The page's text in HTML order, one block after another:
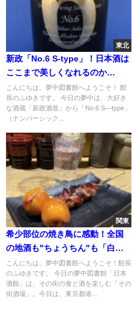
東北
新政「No.6 S-type」！日本酒は
ここまで美しくなれるのか…
こんにちは。夢中図書館へようこそ！ 館
長のふゆきです。 今日の夢中は、大好き
な酒蔵「新政酒造」から「No.6 S―type」
（ナンバーシック...
関東
希少部位の焼き鳥に感動！全国
の地酒も"ちょうちん"も「白金
酉玉 本館」
こんにちは。夢中図書館へようこそ！館長
のふゆきです。 今日の夢中図書館「日本
酒館」は、その街の食と酒を楽しむ「その
街酒場」。今日は、東京都港...